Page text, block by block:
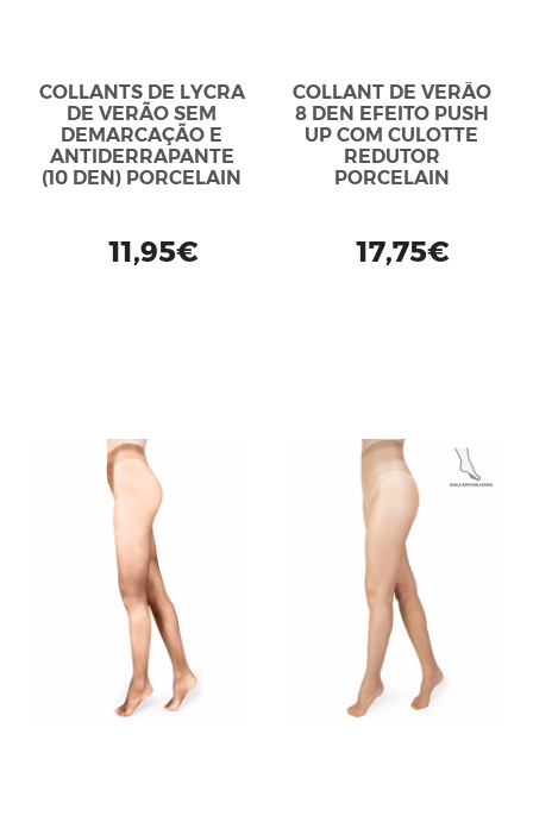
COLLANTS DE LYCRA
DE VERÃO SEM
DEMARCAÇÃO E
ANTIDERRAPANTE
(10 DEN) PORCELAIN
11,95€
COLLANT DE VERÃO
8 DEN EFEITO PUSH
UP COM CULOTTE
REDUTOR
PORCELAIN
17,75€